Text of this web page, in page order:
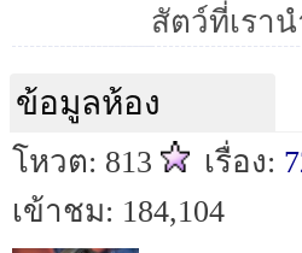
ข้อมูลห้อง
โหวต: 813 เรื่อง:
เข้าชม: 184,104